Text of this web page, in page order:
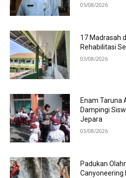
05/08/2026
17 Madrasah
Rehabilitasi
03/08/2026
Enam Taruna
Dampingi
Jepara
03/08/2026
Padukan
Canyoneering